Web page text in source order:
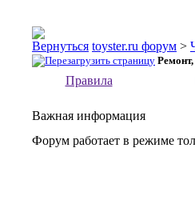
toyster.ru форум >
Правила
Важная информация
Форум работает в режиме